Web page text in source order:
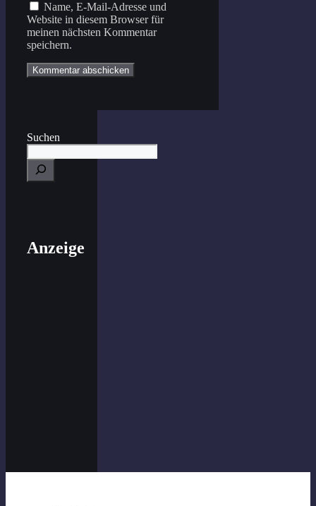
Name, E-Mail-Adresse und
Website in diesem Browser für
meinen nächsten Kommentar
speichern.
Suchen
Anzeige